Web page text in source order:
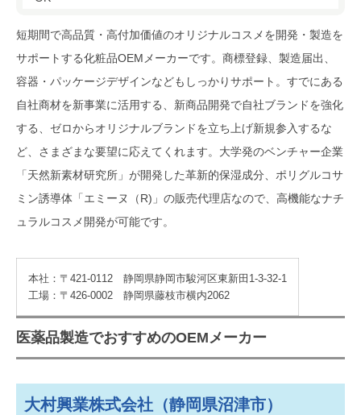
短期間で高品質・高付加価値のオリジナルコスメを開発・製造を
サポートする化粧品OEMメーカーです。商標登録、製造届出、
容器・パッケージデザインなどもしっかりサポート。すでにある
自社商材を新事業に活用する、新商品開発で自社ブランドを強化
する、ゼロからオリジナルブランドを立ち上げ新規参入するな
ど、さまざまな要望に応えてくれます。大学発のベンチャー企業
「天然新素材研究所」が開発した革新的保湿成分、ポリグルコサ
ミン誘導体「エミーヌ（R)」の販売代理店なので、高機能なナチ
ュラルコスメ開発が可能です。
本社：〒421-0112 静岡県静岡市駿河区東新田1-3-32-1
工場：〒426-0002 静岡県藤枝市横内2062
医薬品製造でおすすめのOEMメーカー
大村興業株式会社（静岡県沼津市）